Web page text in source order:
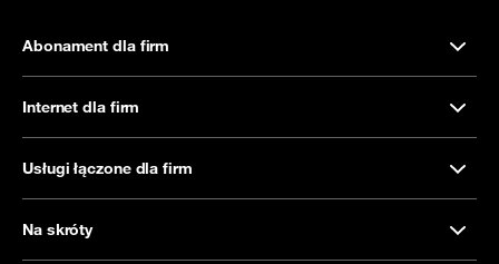
Abonament dla firm
Internet dla firm
Usługi łączone dla firm
Na skróty